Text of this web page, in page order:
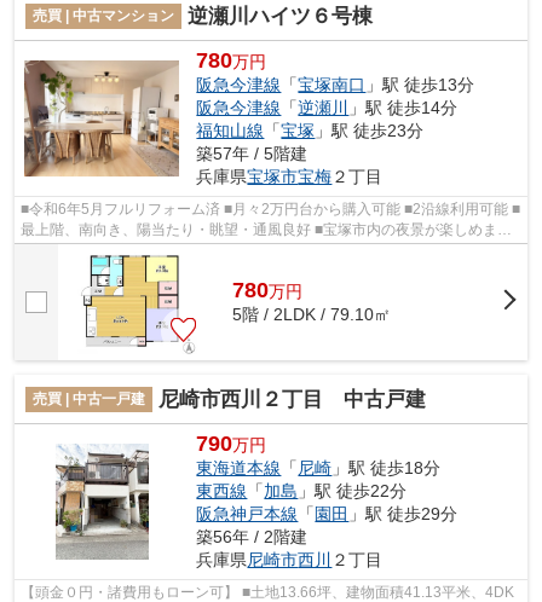
売買 | 中古マンション 逆瀬川ハイツ６号棟
780万円
阪急今津線 「宝塚南口 」駅 徒歩13分
阪急今津線 「逆瀬川
」駅 徒歩14分
福知山線 「宝塚 」駅 徒歩23分
築57年 / 5階建
兵庫県宝塚市宝梅２丁目
■令和6年5月フルリフォーム済 ■月々2万円台から購入可能 ■2沿線利用可能 ■
最上階、南向き、陽当たり・眺望・通風良好 ■宝塚市内の夜景が楽しめます
■扉を使わずに空間を分けられる...
780万円
5階 / 2LDK / 79.10㎡
売買 | 中古一戸建 尼崎市西川２丁目 中古戸建
790万円
東海道本線 「尼崎 」駅 徒歩18分
東西線 「加島 」駅 徒歩22分
阪急神戸本線 「園田 」駅 徒歩29分
築56年 / 2階建
兵庫県尼崎市西川 ２丁目
【頭金０円・諸費用もローン可】 ■土地13.66坪、建物面積41.13平米、4DK